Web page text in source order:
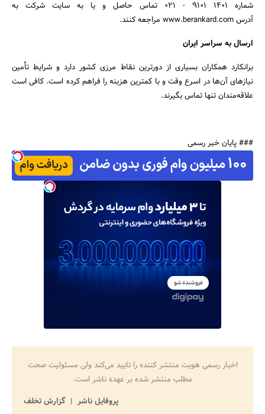
شماره 1401 9101 - 021 تماس حاصل و یا به سایت شرکت به
آدرس www.berankard.com مراجعه کنند.
ارسال به سراسر ایران
برانکارد همکاران بسیاری از دورترین نقاط مرزی کشور دارد و شرایط تأمین
نیازهای آن‌ها در اسرع وقت و با کمترین هزینه را فراهم کرده است. کافی است
علاقه‌مندان تنها تماس بگیرند.
### پایان خبر رسمی
اخبار رسمی هویت منتشر کننده را تایید می‌کند ولی مسئولیت صحت
مطلب منتشر شده بر عهده ناشر است.
پروفایل ناشر
گزارش تخلف